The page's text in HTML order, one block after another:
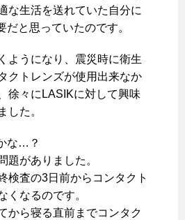
な生活を送れていた自分に
だと思っていたのです。
ようになり、震災時に衛生
クトレンズが使用出来なか
徐々にLASIKに対して興味
した。
な…？
題がありました。
検査の3日前からコンタクト
くなるのです。
から寝る直前までコンタク